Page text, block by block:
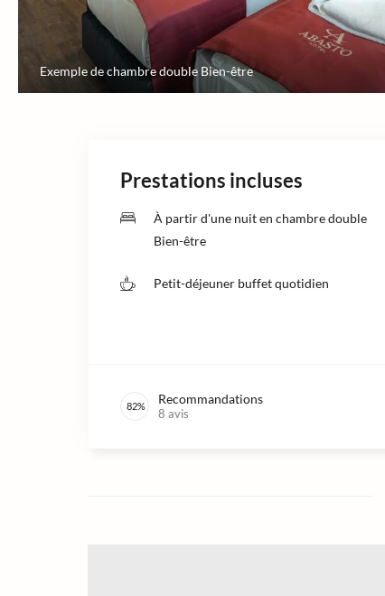
Exemple de chambre double Bien-être
Prestations incluses
À partir d'une nuit en chambre double
Bien-être
Petit-déjeuner buffet quotidien
82% Recommandations
8 avis